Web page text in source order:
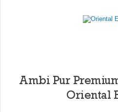
Ambi Pur
Oriental